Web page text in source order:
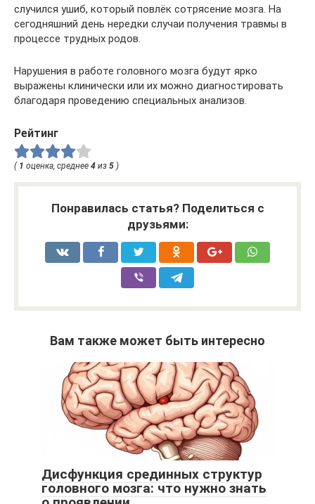
случился ушиб, который повлёк сотрясение мозга. На
сегодняшний день нередки случаи получения травмы в
процессе трудных родов.
Нарушения в работе головного мозга будут ярко
выражены клинически или их можно диагностировать
благодаря проведению специальных анализов.
Рейтинг
( 1 оценка, среднее 4 из 5 )
Понравилась статья? Поделиться с
друзьями:
Вам также может быть интересно
Дисфункция срединных структур
головного мозга: что нужно знать